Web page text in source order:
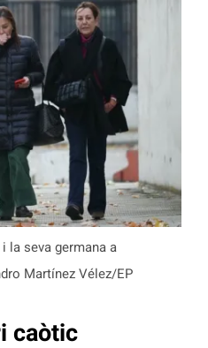
la seva germana a
Martínez Vélez/EP
caòtic